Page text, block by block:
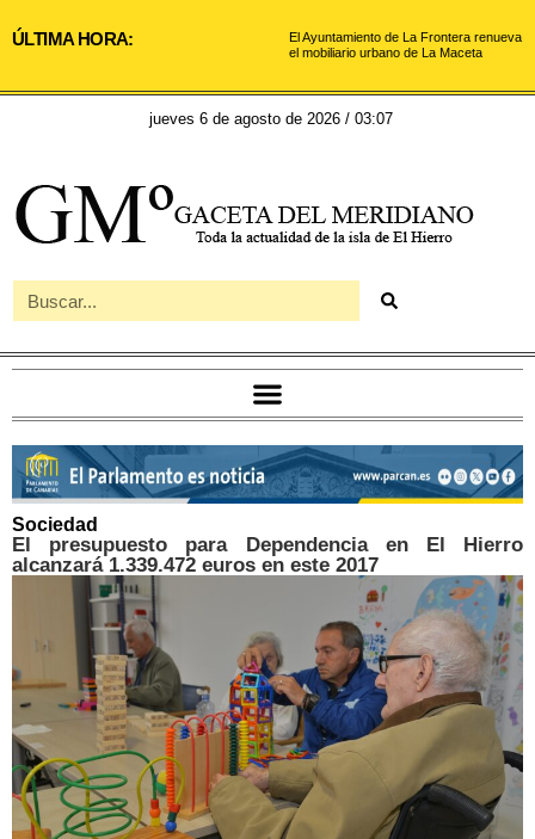
ÚLTIMA HORA:
El Ayuntamiento de La Frontera renueva
el mobiliario urbano de La Maceta
jueves 6 de agosto de 2026 / 03:07
Sociedad
El presupuesto para Dependencia en El Hierro
alcanzará 1.339.472 euros en este 2017